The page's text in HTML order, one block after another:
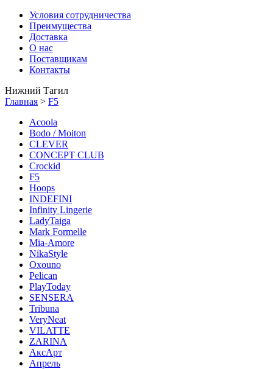
Условия сотрудничества
Преимущества
Доставка
О нас
Поставщикам
Контакты
Нижний Тагил
Главная > F5
Acoola
Bodo / Moiton
CLEVER
CONCEPT CLUB
Crockid
F5
Hoops
INDEFINI
Infinity Lingerie
LadyTaiga
Mark Formelle
Mia-Amore
NikaStyle
Oxouno
Pelican
PlayToday
SENSERA
Tribuna
VeryNeat
VILATTE
ZARINA
АксАрт
Апрель